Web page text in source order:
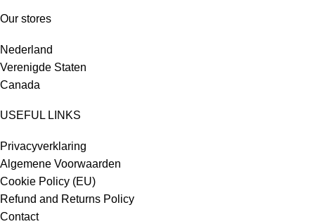
Our stores
Nederland
Verenigde Staten
Canada
USEFUL LINKS
Privacyverklaring
Algemene Voorwaarden
Cookie Policy (EU)
Refund and Returns Policy
Contact